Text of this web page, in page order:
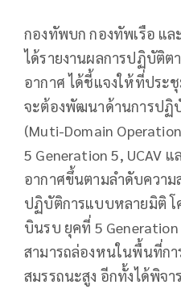
กองทัพบก กองทัพเรือ แล
ได้รายงานผลการปฏิบัติ
อากาศ ได้ชี้แจงให้ที่ประ
จะต้องพัฒนาด้านการปฏิ
(Muti-Domain
5 Generation 5, UCAV
อากาศขึ้นตามลำดับความ
ปฏิบัติการแบบหลายมิติ โ
บินรบ ยุคที่ 5
สามารถล่องหนในพื้นที่ก
สมรรถนะสูง อีกทั้งได้พิจา